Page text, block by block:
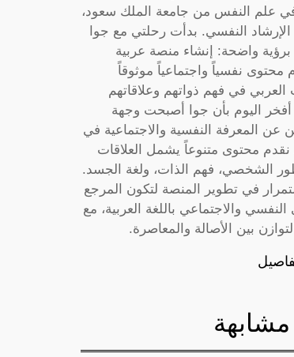
في علم النفس من جامعة الملك سعود،
النفسي. بدأت رحلتي مع جوا
في عام 2020 برؤية واضحة: إنشاء منصة عربية
نفسياً واجتماعياً موثوقاً
في فهم ذواتهم وعلاقاتهم
اليوم بأن جوا أصبحت وجهة
عن المعرفة النفسية والاجتماعية في
نقدم محتوى متنوعاً يشمل العلاقات
الشخصي، فهم الذات، ولغة الجسد.
في تطوير المنصة لتكون المرجع
النفسي والاجتماعي باللغة العربية، مع
بين الأصالة والمعاصرة.